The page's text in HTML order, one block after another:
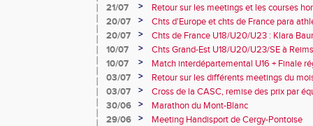
21/07
>
Retour sur les meetings et les courses
20/07
>
Chts d'Europe et chts de France para
champion d'Europe et multiples
20/07 >
Chts de France U18/U20/U23 : Klara
10e
10/07 >
Chts Grand-Est U18/U20/U23/SE à
10/07
>
Match interdépartemental U16 + Finale
Obernai
03/07 >
Retour sur les différents meetings du
03/07
>
Cross de la CASC, remise des prix par
collèges
30/06 >
Marathon du Mont-Blanc
29/06
>
Meeting Handisport de Cergy-Pontoise